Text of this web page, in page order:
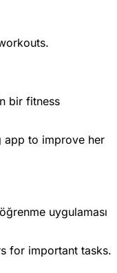
bir fitness
app to improve her
uygulaması
for important tasks.